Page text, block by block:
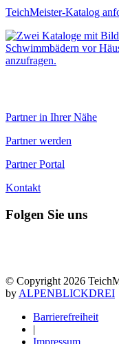
TeichMeister-Katalog
Partner in Ihrer Nähe
Partner werden
Partner Portal
Kontakt
Folgen Sie uns
© Copyright 2026
by ALPENBLICKDREI
Barrierefreiheit
|
Impressum